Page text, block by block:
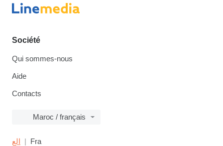
Société
Qui sommes-nous
Aide
Contacts
Maroc / français
الع Fra